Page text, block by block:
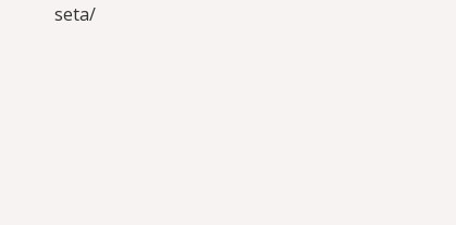
seta/